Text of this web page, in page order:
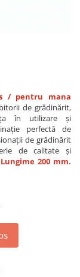
/ pentru mana
de grădinărit,
în utilizare și
perfectă de
de grădinărit
de calitate și
200 mm.